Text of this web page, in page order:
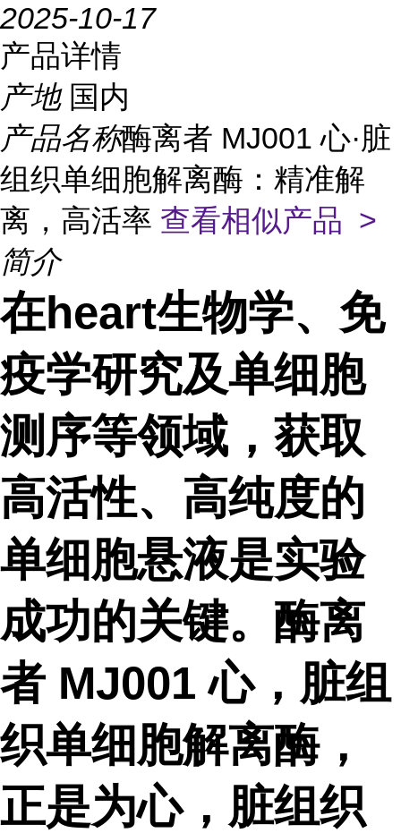
2025-10-17
产品详情
产地 国内
产品名称酶离者 MJ001 心·脏
组织单细胞解离酶：精准解
离，高活率 查看相似产品 >
简介
在heart生物学、免
疫学研究及单细胞
测序等领域，获取
高活性、高纯度的
单细胞悬液是实验
成功的关键。酶离
者 MJ001 心，脏组
织单细胞解离酶，
正是为心，脏组织